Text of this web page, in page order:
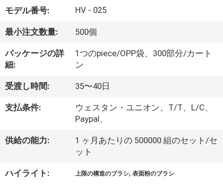
私
に
つ
い
場
モデル番号: HV - 025
最小注文数量: 500個
パッケージの詳
細:
1つのpiece/OPP袋、300部分/カート
ン
受渡し時間: 35〜40日
支払条件:
ウェスタン・ユニオン、T/T、L/C、
Paypal、
供給の能力:
1 ヶ月あたりの 500000 組のセット/セ
ット
ハイライト: 上限の構造のブラシ,表面粉のブラシ